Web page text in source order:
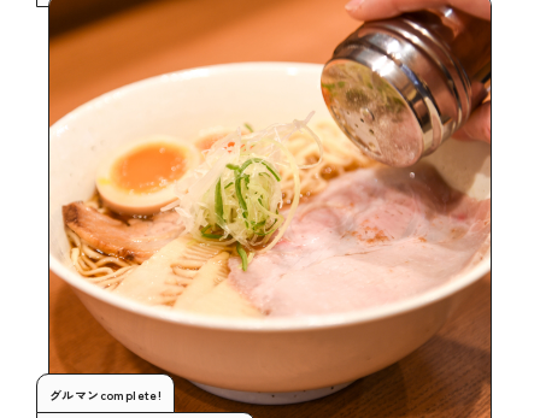
グルマンcomplete!